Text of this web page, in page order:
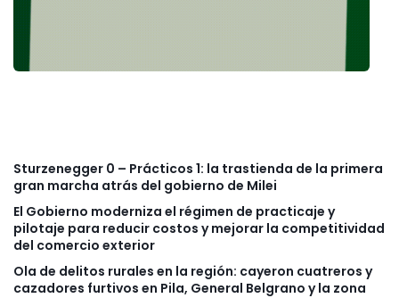
Sturzenegger 0 – Prácticos 1: la trastienda de la primera
gran marcha atrás del gobierno de Milei
El Gobierno moderniza el régimen de practicaje y
pilotaje para reducir costos y mejorar la competitividad
del comercio exterior
Ola de delitos rurales en la región: cayeron cuatreros y
cazadores furtivos en Pila, General Belgrano y la zona